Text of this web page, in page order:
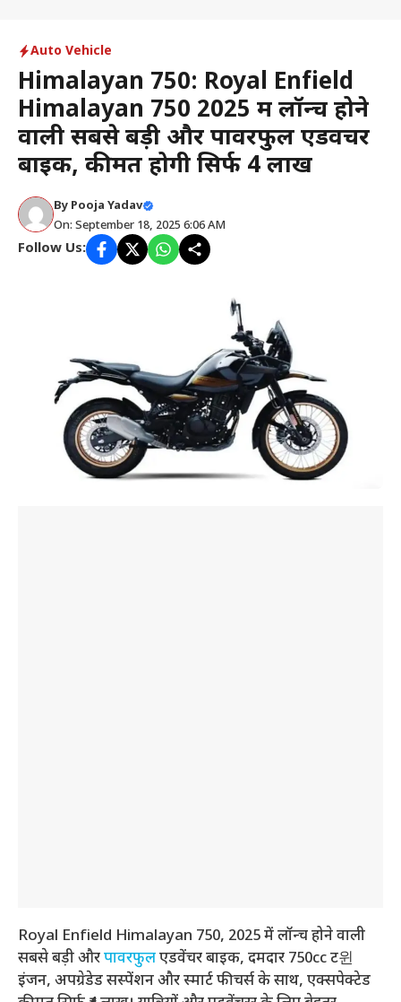
Auto Vehicle
Himalayan 750: Royal Enfield
Himalayan 750 2025 में लॉन्च होने
वाली सबसे बड़ी और पावरफुल एडवेंचर
बाइक, कीमत होगी सिर्फ ₹4 लाख
By Pooja Yadav
On: September 18, 2025 6:06 AM
Follow Us:
Royal Enfield Himalayan 750, 2025 में लॉन्च होने वाली
सबसे बड़ी औरपावरफुलएडवेंचर बाइक, दमदार 750cc ट윈
इंजन, अपग्रेडेड सस्पेंशन और स्मार्ट फीचर्स के साथ, एक्सपेक्टेड